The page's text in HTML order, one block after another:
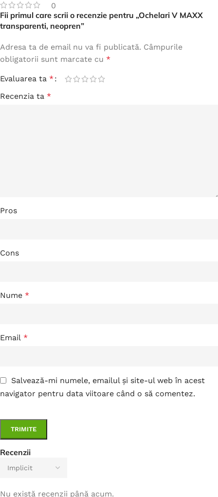
0
Recenzii
Nu există recenzii până acum.
Fii primul care scrii o recenzie pentru „Ochelari V MAXX
transparenti, neopren”
Adresa ta de email nu va fi publicată. Câmpurile
obligatorii sunt marcate cu *
Evaluarea ta *
Recenzia ta *
Pros
Cons
Nume *
Email *
Salvează-mi numele, emailul și site-ul web în acest
navigator pentru data viitoare când o să comentez.